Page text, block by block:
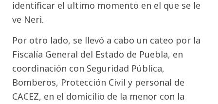
identificar el ultimo momento en el que se le
ve Neri.
Por otro lado, se llevó a cabo un cateo por la
Fiscalía General del Estado de Puebla, en
coordinación con Seguridad Pública,
Bomberos, Protección Civil y personal de
CACEZ, en el domicilio de la menor con la